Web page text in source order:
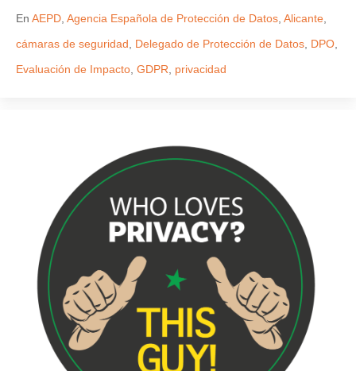
En AEPD Agencia Española de Protección de Datos Alicante
cámaras de seguridad
Delegado de Protección de Datos DPO
Evaluación de Impacto GDPR privacidad